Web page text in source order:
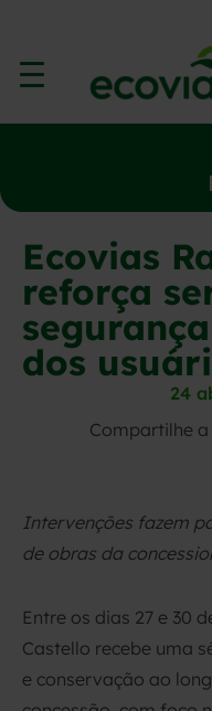
Ecovias
reforça
dos
24
Compartilhe
Intervenções fazem
de obras da
Entre os dias 27 e 30
Castello recebe uma
e conservação ao